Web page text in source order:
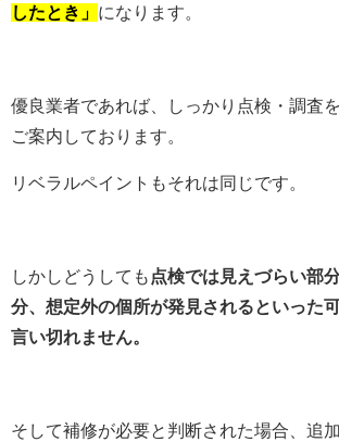
したとき」 になります。
優良業者であれば、しっかり点検・調査
ご案内しております。
リベラルペイントもそれは同じです。
しかしどうしても 点検では見えづらい部
分、想定外の個所が発見されるといった
言い切れません。
そして補修が必要と判断された場合、追